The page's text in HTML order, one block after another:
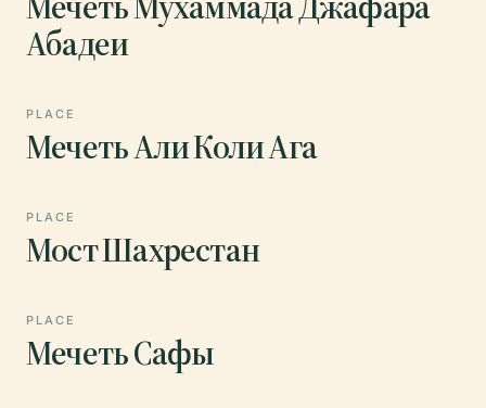
Абадеи
PLACE
Мечеть Али Коли Ага
PLACE
Мост Шахрестан
PLACE
Мечеть Сафы